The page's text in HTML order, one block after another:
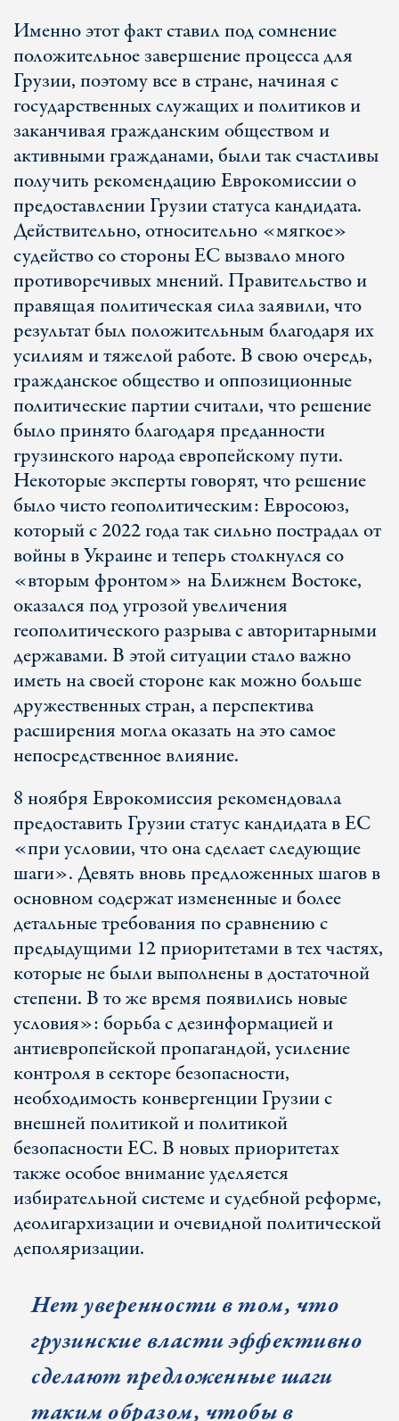
Именно этот факт ставил под сомнение
положительное завершение процесса для
Грузии, поэтому все в стране, начиная с
государственных служащих и политиков и
заканчивая гражданским обществом и
активными гражданами, были так счастливы
получить рекомендацию Еврокомиссии о
предоставлении Грузии статуса кандидата.
Действительно, относительно «мягкое»
судейство со стороны ЕС вызвало много
противоречивых мнений. Правительство и
правящая политическая сила заявили, что
результат был положительным благодаря их
усилиям и тяжелой работе. В свою очередь,
гражданское общество и оппозиционные
политические партии считали, что решение
было принято благодаря преданности
грузинского народа европейскому пути.
Некоторые эксперты говорят, что решение
было чисто геополитическим: Евросоюз,
который с 2022 года так сильно пострадал от
войны в Украине и теперь столкнулся со
«вторым фронтом» на Ближнем Востоке,
оказался под угрозой увеличения
геополитического разрыва с авторитарными
державами. В этой ситуации стало важно
иметь на своей стороне как можно больше
дружественных стран, а перспектива
расширения могла оказать на это самое
непосредственное влияние.
8 ноября Еврокомиссия рекомендовала
предоставить Грузии статус кандидата в ЕС
«при условии, что она сделает следующие
шаги». Девять вновь предложенных шагов в
основном содержат измененные и более
детальные требования по сравнению с
предыдущими 12 приоритетами в тех частях,
которые не были выполнены в достаточной
степени. В то же время появились новые
условия»: борьба с дезинформацией и
антиевропейской пропагандой, усиление
контроля в секторе безопасности,
необходимость конвергенции Грузии с
внешней политикой и политикой
безопасности ЕС. В новых приоритетах
также особое внимание уделяется
избирательной системе и судебной реформе,
деолигархизации и очевидной политической
деполяризации.
Нет уверенности в том, что
грузинские власти эффективно
сделают предложенные шаги
таким образом, чтобы в